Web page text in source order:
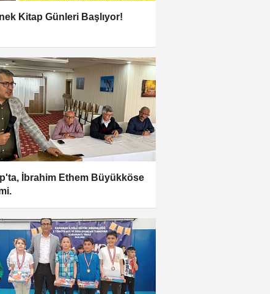
Kitap Günleri Başlıyor!
İbrahim Ethem Büyükköse